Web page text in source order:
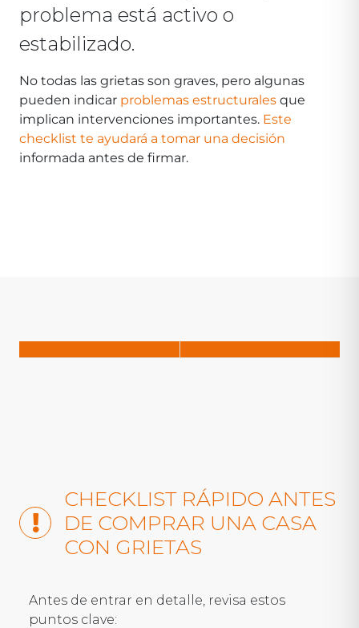
problema está activo o
estabilizado.
No todas las grietas son graves, pero algunas
pueden indicar problemas estructurales que
implican intervenciones importantes. Este
checklist te ayudará a tomar una decisión
informada antes de firmar.
CHECKLIST RÁPIDO ANTES
DE COMPRAR UNA CASA
CON GRIETAS
Antes de entrar en detalle, revisa estos
puntos clave: